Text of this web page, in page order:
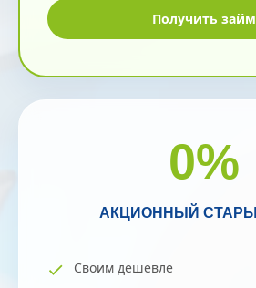
Получить займ
0%
АКЦИОННЫЙ
Своим дешевле